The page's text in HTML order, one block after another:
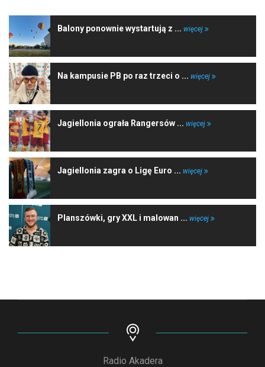
Balony ponownie wystartują z ... więcej
Na kampusie PB po raz trzeci o ... więcej
Jagiellonia ograła Rangersów ... więcej
Jagiellonia zagra o Ligę Euro ... więcej
Planszówki, gry XXL i malowan ... więcej
Radio Akadera